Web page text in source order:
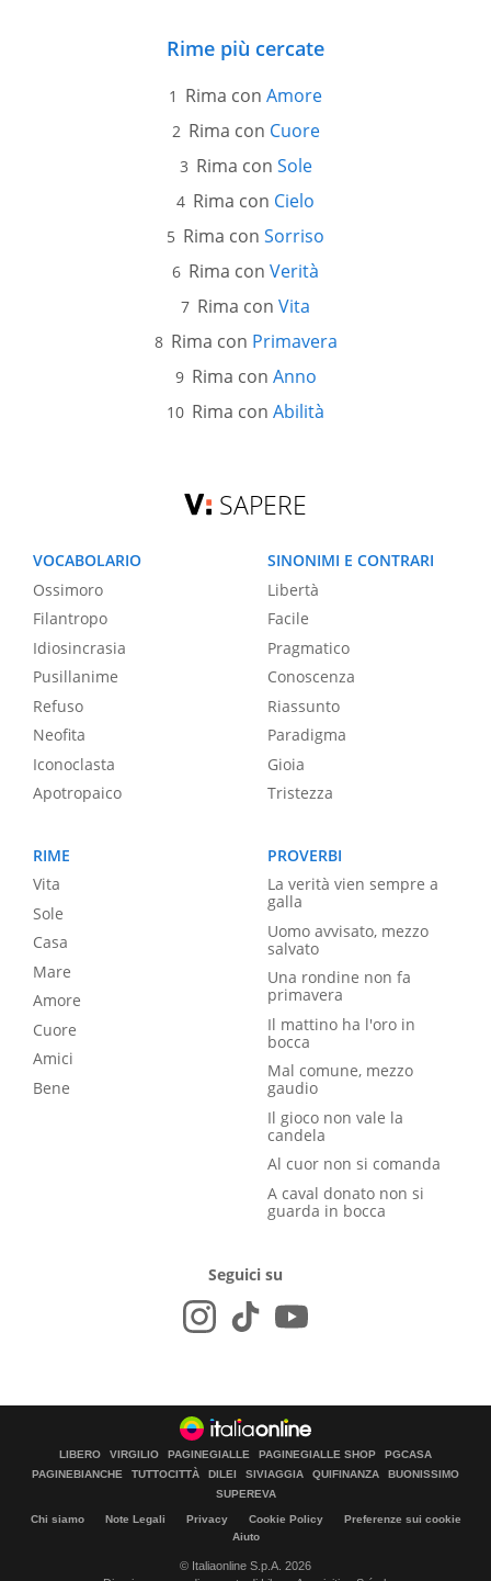
Rime più cercate
Rima con Amore
Rima con Cuore
Rima con Sole
Rima con Cielo
Rima con Sorriso
Rima con Verità
Rima con Vita
Rima con Primavera
Rima con Anno
Rima con Abilità
SAPERE
VOCABOLARIO
Ossimoro
Filantropo
Idiosincrasia
Pusillanime
Refuso
Neofita
Iconoclasta
Apotropaico
SINONIMI E CONTRARI
Libertà
Facile
Pragmatico
Conoscenza
Riassunto
Paradigma
Gioia
Tristezza
RIME
Vita
Sole
Casa
Mare
Amore
Cuore
Amici
Bene
PROVERBI
La verità vien sempre a
galla
Uomo avvisato, mezzo
salvato
Una rondine non fa
primavera
Il mattino ha l'oro in
bocca
Mal comune, mezzo
gaudio
Il gioco non vale la
candela
Al cuor non si comanda
A caval donato non si
guarda in bocca
Seguici su
LIBERO VIRGILIO PAGINEGIALLE PAGINEGIALLE SHOP
PGCASA
PAGINEBIANCHE
TUTTOCITTÀ DILEI SIVIAGGIA QUIFINANZA
BUONISSIMO
SUPEREVA
Chi siamo Note Legali Privacy Cookie Policy
Preferenze sui cookie
Aiuto
© Italiaonline S.p.A. 2026